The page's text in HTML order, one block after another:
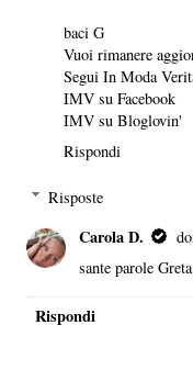
baci G
Vuoi rimanere
Segui In Moda
IMV su Facebook
IMV su Bloglovin'
Rispondi
Risposte
Carola D.
sante parole
Rispondi